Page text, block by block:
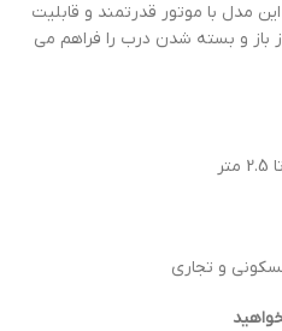
مدل با موتور قدرتمند و قابلیت
و بسته شدن درب را فراهم می
و تجاری